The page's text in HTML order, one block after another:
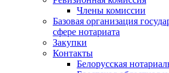
Члены комиссии
Базовая организация
сфере нотариата
Закупки
Контакты
Белорусская